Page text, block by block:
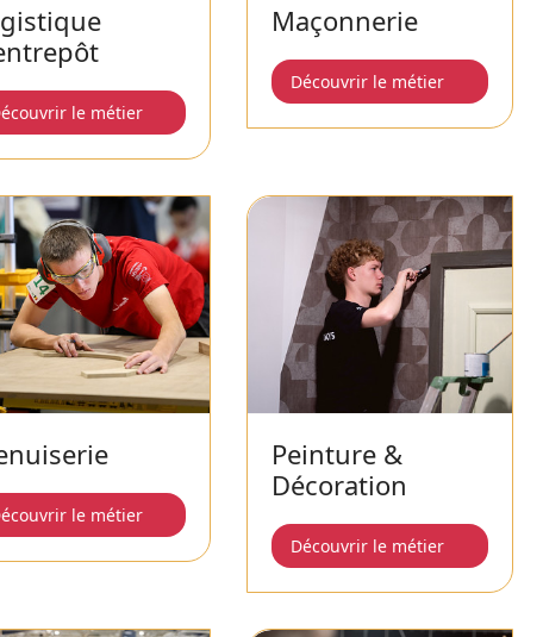
le métier
Maçonnerie
Découvrir le métier
le métier
Peinture &
Décoration
Découvrir le métier